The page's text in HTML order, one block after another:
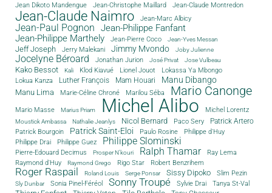
Jean Dikoto Mandengue Jean-Christophe Maillard Jean-Claude Montredon
Jean-Claude Naimro Jean-Marc Albicy
Jean-Paul Pognon
Jean-Philippe Fanfant
Jean-Philippe Marthely
Jean-Pierre Coco Jean-Yves Messan
Jeff Joseph Jerry Malekani Jimmy Mvondo Joby Julienne
Jocelyne Béroard Jonathan Jurion José Privat Jose Vulbeau
Kako Bessot Kali Klod Kiavué Lionel Jouot
Lokassa Ya Mbongo
Lokua Kanza
Luther François Mam Houari Manu Dibango
Manu Lima Marie-Céline Chroné Marilou Séba Mario Canonge
Mario Masse Marius Priam Michel Alibo Michel Lorentz
Moustick Ambassa Nathalie Jeanlys Nicol Bernard Paco Sery
Patrick Artero
Patrick Bourgoin
Patrick Saint-Eloi Paulo Rosine
Philippe d'Huy
Philippe Drai
Philippe Guez Philippe Slominski
Pierre-Edouard Decimus Prosper N'kouri Ralph Thamar
Ray Lema
Raymond d'Huy
Raymond Grego Rigo Star Robert Benzrihem
Roger Raspail Roland Louis Serge Ponsar Sissy Dipoko Slim Pezin
Sly Dunbar Sonia Pinel-Féréol Sonny Troupé Sylvie Drai Tanya St-Val